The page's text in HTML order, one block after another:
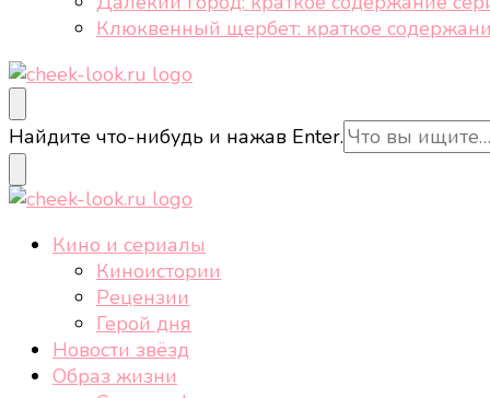
Клюквенный щербет: краткое
cheek-look.ru
Женский сайт о звездах и кино, а также трендах,
Ищите
что-
то?
Найдите что-нибудь и нажав Enter.
cheek-look.ru
Женский сайт о звездах и кино, а также трендах,
Кино и сериалы
Киноистории
Рецензии
Герой дня
Новости звёзд
Образ жизни